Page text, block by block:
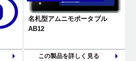
名札型アムニモポータブル
AB12
この製品を詳しく見る